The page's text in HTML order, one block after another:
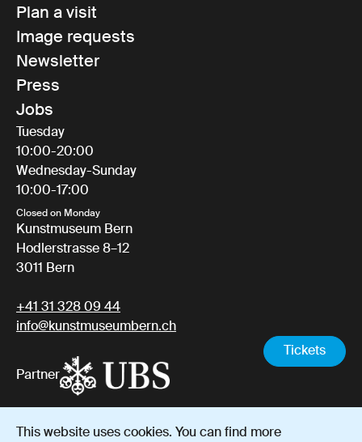
Tickets
This website uses cookies. You can find more
Plan a visit
Image requests
Newsletter
Press
Jobs
Tuesday
10:00-20:00
Wednesday-Sunday
10:00-17:00
Closed on Monday
Kunstmuseum Bern
Hodlerstrasse 8–12
3011 Bern
+41 31 328 09 44
info@kunstmuseumbern.ch
Partner